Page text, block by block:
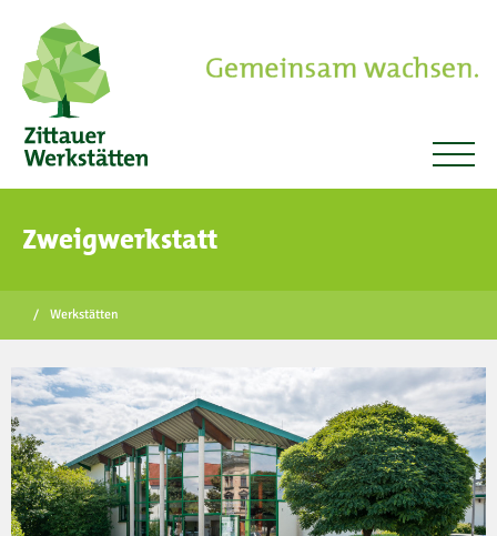
Zweigwerkstatt
/ Werkstätten